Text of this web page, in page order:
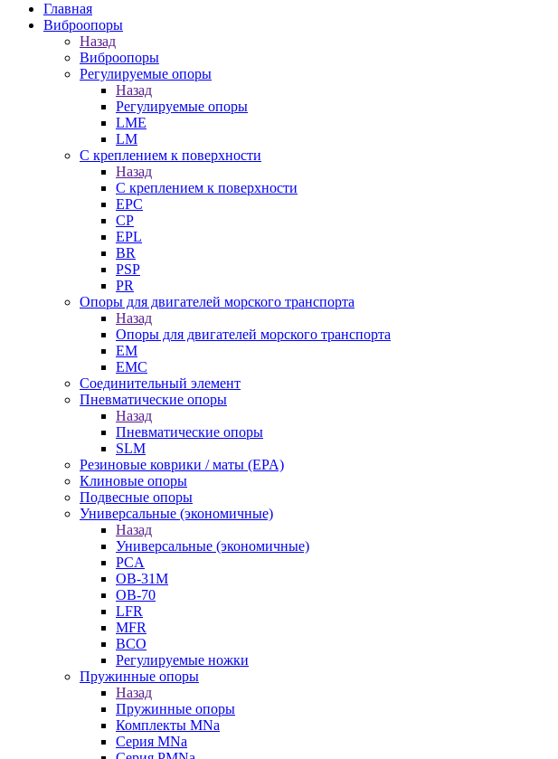
Главная
Виброопоры
Назад
Виброопоры
Регулируемые опоры
Назад
Регулируемые опоры
LME
LM
С креплением к поверхности
Назад
С креплением к поверхности
EPC
CP
EPL
BR
PSP
PR
Опоры для двигателей морского транспорта
Назад
Опоры для двигателей морского транспорта
EM
EMC
Cоединительный элемент
Пневматические опоры
Назад
Пневматические опоры
SLM
Резиновые коврики / маты (EPA)
Клиновые опоры
Подвесные опоры
Универсальные (экономичные)
Назад
Универсальные (экономичные)
PCA
ОВ-31М
OB-70
LFR
MFR
ВСО
Регулируемые ножки
Пружинные опоры
Назад
Пружинные опоры
Комплекты MNa
Серия MNa